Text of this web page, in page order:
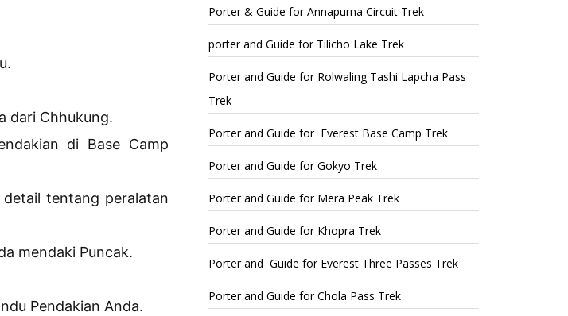
dari Chhukung.
di Base Camp
tentang peralatan
mendaki Puncak.
Pendakian Anda.
Porter & Guide for Annapurna Circuit Trek
porter and Guide for Tilicho Lake Trek
Porter and Guide for Rolwaling Tashi Lapcha Pass
Trek
Porter and Guide for Everest Base Camp Trek
Porter and Guide for Gokyo Trek
Porter and Guide for Mera Peak Trek
Porter and Guide for Khopra Trek
Porter and Guide for Everest Three Passes Trek
Porter and Guide for Chola Pass Trek